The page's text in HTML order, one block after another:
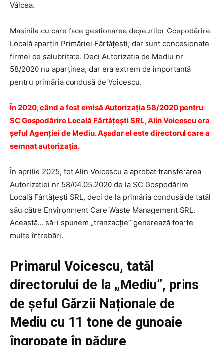
Vâlcea.
Mașinile cu care face gestionarea deșeurilor Gospodărire
Locală aparțin Primăriei Fârtățești, dar sunt concesionate
firmei de salubritate. Deci Autorizația de Mediu nr
58/2020 nu aparținea, dar era extrem de importantă
pentru primăria condusă de Voicescu.
În 2020, când a fost emisă Autorizația 58/2020 pentru
SC Gospodărire Locală Fârtăţeşti SRL, Alin Voicescu era
șeful Agenției de Mediu. Așadar el este directorul care a
semnat autorizația.
În aprilie 2025, tot Alin Voicescu a aprobat transferarea
Autorizației nr 58/04.05.2020 de la SC Gospodărire
Locală Fârtăţeşti SRL, deci de la primăria condusă de tatăl
său către Environment Care Waste Management SRL.
Această… să-i spunem „tranzacție” generează foarte
multe întrebări.
Primarul Voicescu, tatăl
directorului de la „Mediu”, prins
de șeful Gărzii Naționale de
Mediu cu 11 tone de gunoaie
îngropate în pădure